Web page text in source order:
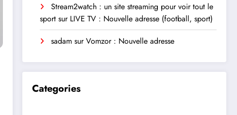
Stream2watch : un site streaming pour voir tout le
sport sur LIVE TV : Nouvelle adresse (football, sport)
sadam surVomzor : Nouvelle adresse
Categories